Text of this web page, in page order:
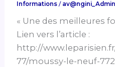
Informations /
« Une des meilleures
Lien vers l’article :
http://
77/moussy-le-neuf-